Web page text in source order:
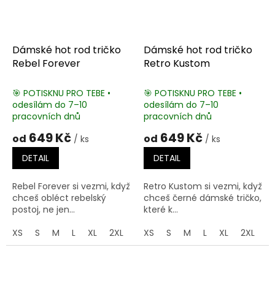
Dámské hot rod tričko
Rebel Forever
🎯 POTISKNU PRO TEBE •
odesílám do 7–10
pracovních dnů
od 649 Kč / ks
DETAIL
Rebel Forever si vezmi, když
chceš obléct rebelský
postoj, ne jen...
XS
S M L XL 2XL 3XL
Dámské hot rod tričko
Retro Kustom
🎯 POTISKNU PRO TEBE •
odesílám do 7–10
pracovních dnů
od 649 Kč / ks
DETAIL
Retro Kustom si vezmi, když
chceš černé dámské tričko,
které k...
XS
S M L XL 2XL